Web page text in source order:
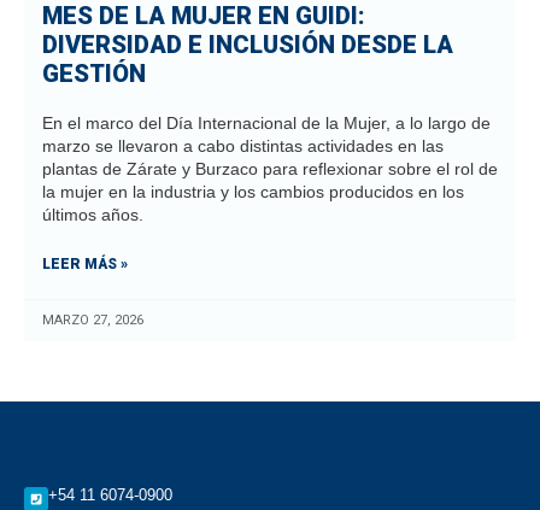
MES DE LA MUJER EN GUIDI:
DIVERSIDAD E INCLUSIÓN DESDE LA
GESTIÓN
En el marco del Día Internacional de la Mujer, a lo largo de
marzo se llevaron a cabo distintas actividades en las
plantas de Zárate y Burzaco para reflexionar sobre el rol de
la mujer en la industria y los cambios producidos en los
últimos años.
LEER MÁS »
MARZO 27, 2026
+54 11 6074-0900